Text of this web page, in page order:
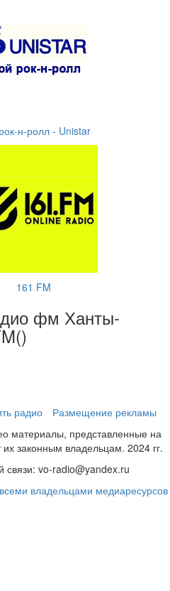
н-ролл - Unistar
161 FM
фм Ханты-
)
радио
Размещение рекламы
материалы, представленные на
законным владельцам. 2024 гг.
связи: vo-radio@yandex.ru
владельцами медиаресурсов